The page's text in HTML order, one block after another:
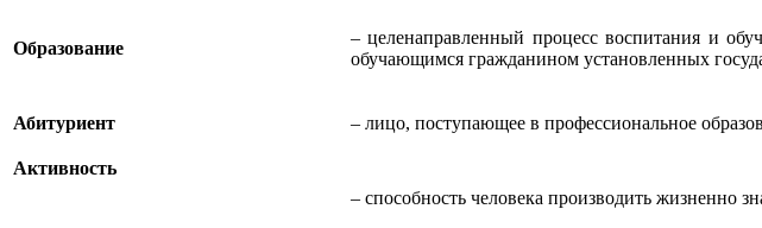
Образование
– целенаправленный процесс воспитания и
обучающимся гражданином установленных
Абитуриент – лицо, поступающее в профессиональное
Активность
– способность человека производить жизненно